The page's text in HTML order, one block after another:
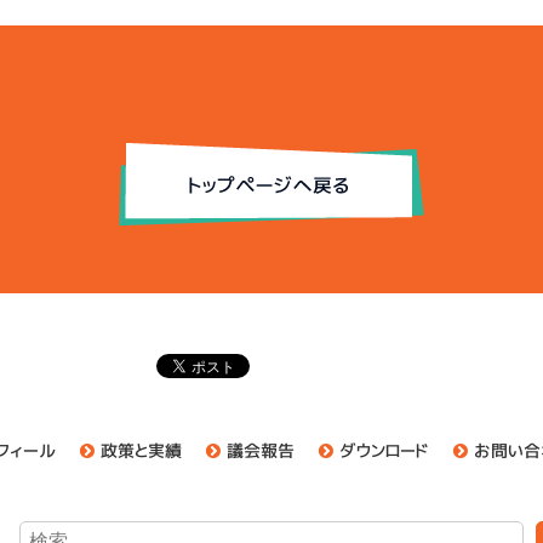
ィール 政策と実績 議会報告 ダウンロード お問い